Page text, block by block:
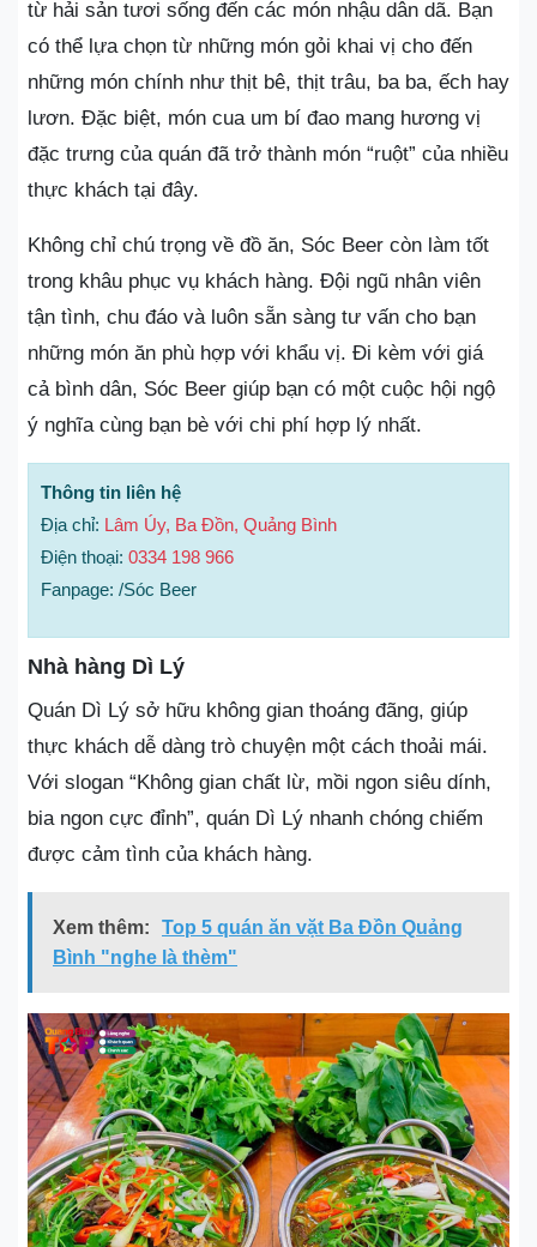
từ hải sản tươi sống đến các món nhậu dân dã. Bạn
có thể lựa chọn từ những món gỏi khai vị cho đến
những món chính như thịt bê, thịt trâu, ba ba, ếch hay
lươn. Đặc biệt, món cua um bí đao mang hương vị
đặc trưng của quán đã trở thành món “ruột” của nhiều
thực khách tại đây.
Không chỉ chú trọng về đồ ăn, Sóc Beer còn làm tốt
trong khâu phục vụ khách hàng. Đội ngũ nhân viên
tận tình, chu đáo và luôn sẵn sàng tư vấn cho bạn
những món ăn phù hợp với khẩu vị. Đi kèm với giá
cả bình dân, Sóc Beer giúp bạn có một cuộc hội ngộ
ý nghĩa cùng bạn bè với chi phí hợp lý nhất.
Thông tin liên hệ
Địa chỉ: Lâm Úy, Ba Đồn, Quảng Bình
Điện thoại: 0334 198 966
Fanpage: /Sóc Beer
Nhà hàng Dì Lý
Quán Dì Lý sở hữu không gian thoáng đãng, giúp
thực khách dễ dàng trò chuyện một cách thoải mái.
Với slogan “Không gian chất lừ, mồi ngon siêu dính,
bia ngon cực đỉnh”, quán Dì Lý nhanh chóng chiếm
được cảm tình của khách hàng.
Xem thêm:
Top 5 quán ăn vặt Ba Đồn Quảng
Bình "nghe là thèm"